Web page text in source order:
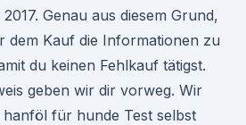
Genau aus diesem Grund,
dem Kauf die Informationen zu
du keinen Fehlkauf tätigst.
geben wir dir vorweg. Wir
für hunde Test selbst